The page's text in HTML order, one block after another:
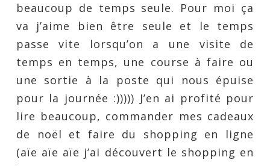
beaucoup de temps seule. Pour moi ça
va j’aime bien être seule et le temps
passe vite lorsqu’on a une visite de
temps en temps, une course à faire ou
une sortie à la poste qui nous épuise
pour la journée :))))) J’en ai profité pour
lire beaucoup, commander mes cadeaux
de noël et faire du shopping en ligne
(aïe aïe aïe j’ai découvert le shopping en